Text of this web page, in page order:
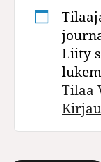
Liity
Tilaa